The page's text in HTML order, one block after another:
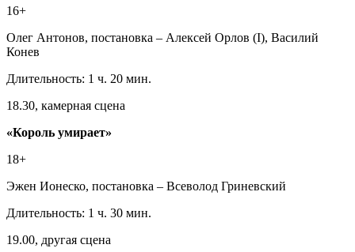
16+
Олег Антонов, постановка – Алексей Орлов (I), Василий
Конев
Длительность: 1 ч. 20 мин.
18.30, камерная сцена
«Король умирает»
18+
Эжен Ионеско, постановка – Всеволод Гриневский
Длительность: 1 ч. 30 мин.
19.00, другая сцена